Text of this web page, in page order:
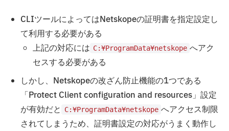
CLIツールによってはNetskopeの証明書を指定設定し
て利用する必要がある
上記の対応には C:¥ProgramData¥netskope へアク
セスする必要がある
しかし、Netskopeの改ざん防止機能の1つである
「Protect Client configuration and resources」設定
が有効だと
C:¥ProgramData¥netskope へアクセス制限
されてしまうため、証明書設定の対応がうまく動作し